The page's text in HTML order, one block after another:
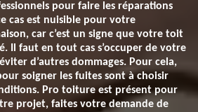
pour faire les réparations
cas est nuisible pour votre
car c’est un signe que votre toit
Il faut en tout cas s’occuper de votre
d’autres dommages. Pour cela,
soigner les fuites sont à choisir
Pro toiture est présent pour
projet, faites votre demande de